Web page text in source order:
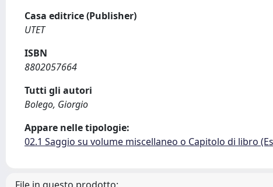
Casa editrice (Publisher)
UTET
ISBN
8802057664
Tutti gli autori
Bolego, Giorgio
Appare nelle tipologie:
02.1 Saggio su volume miscellaneo o Capitolo di libro